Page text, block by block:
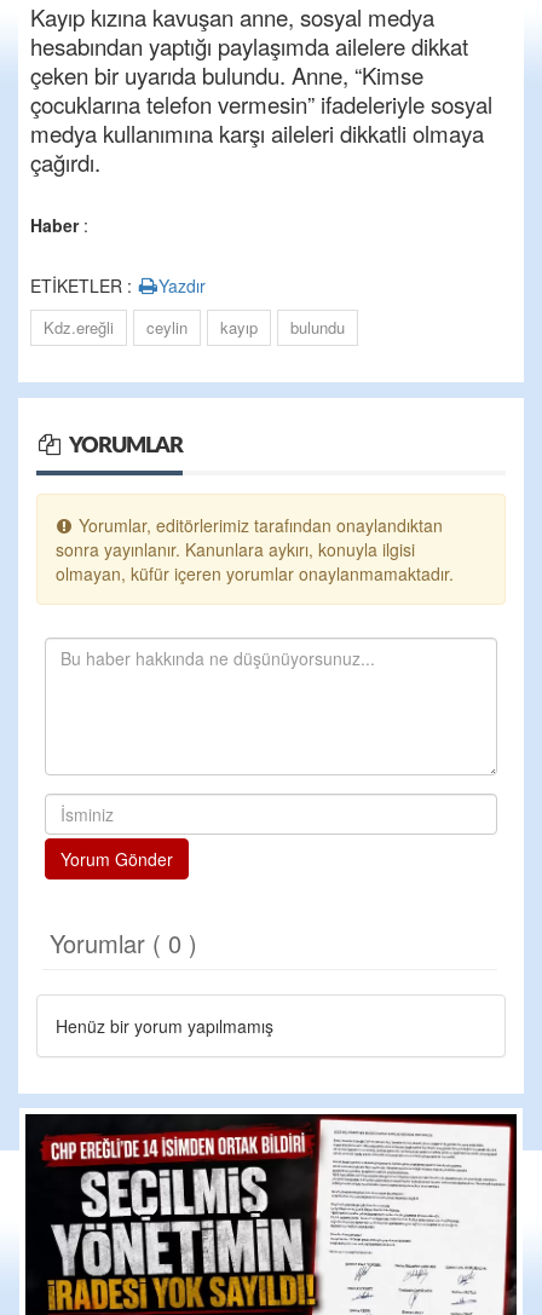
Kayıp kızına kavuşan anne, sosyal medya
hesabından yaptığı paylaşımda ailelere dikkat
çeken bir uyarıda bulundu. Anne, “Kimse
çocuklarına telefon vermesin” ifadeleriyle sosyal
medya kullanımına karşı aileleri dikkatli olmaya
çağırdı.
Haber:
ETİKETLER : Yazdır
Kdz.ereğli ceylin kayıp bulundu
YORUMLAR
Yorumlar, editörlerimiz tarafından onaylandıktan
sonra yayınlanır. Kanunlara aykırı, konuyla ilgisi
olmayan, küfür içeren yorumlar onaylanmamaktadır.
Yorum Gönder
Yorumlar ( 0 )
Henüz bir yorum yapılmamış